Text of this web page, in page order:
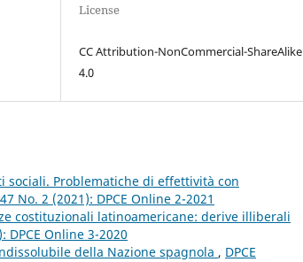
License
CC Attribution-NonCommercial-ShareAlike
4.0
Problematiche di effettività con
No. 2 (2021): DPCE Online 2-2021
costituzionali latinoamericane: derive illiberali
DPCE Online 3-2020
della Nazione spagnola , DPCE